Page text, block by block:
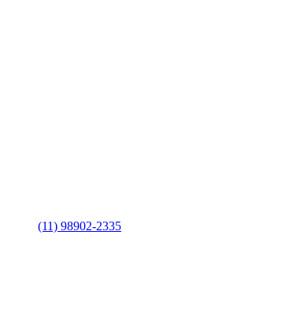
(11) 98902-2335